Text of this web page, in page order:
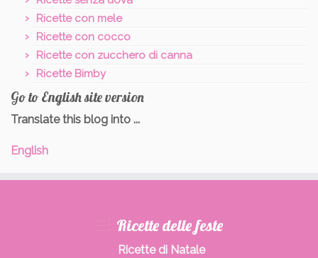
Ricette con mele
Ricette con cocco
Ricette con zucchero di canna
Ricette Bimby
Go to English site version
Translate this blog into ...
English
Ricette delle feste
Ricette di Natale